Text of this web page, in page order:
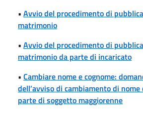
• Avvio del procedimento di
matrimonio
• Avvio del procedimento di
matrimonio da parte di incaricato
• Cambiare nome e cognome:
dell’avviso di cambiamento di nome
parte di soggetto maggiorenne